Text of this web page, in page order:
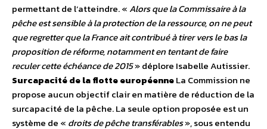
permettant de l’atteindre. « Alors que la Commissaire à la
pêche est sensible à la protection de la ressource, on ne peut
que regretter que la France ait contribué à tirer vers le bas la
proposition de réforme, notamment en tentant de faire
reculer cette échéance de 2015» déplore Isabelle Autissier.
Surcapacité de la flotte européenneLa Commission ne
propose aucun objectif clair en matière de réduction de la
surcapacité de la pêche. La seule option proposée est un
système de « droits de pêche transférables», sous entendu